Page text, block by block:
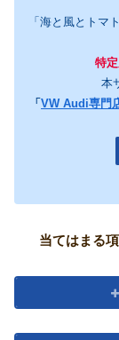
「海と風とトマ
特
本
「 VW Audi専門
当てはまる